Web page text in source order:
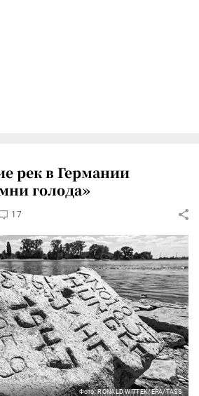
рек в Германии
голода»
17
Фото: RONALD WITTEK/EPA/TASS